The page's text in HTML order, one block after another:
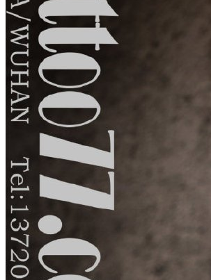
武汉老兵纹身微信
： 服务号：laobingwenshen 订阅号：
文资讯！精美纹身图案及手稿 纹身作
问千万素材的微官网，中国最强最全纹